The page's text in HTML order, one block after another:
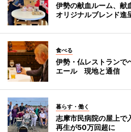
伊勢の献血ルーム、献
オリジナルブレンド進
食べる
伊勢・仏レストランで
エール 現地と通信
暮らす・働く
志摩市民病院の屋上
再生が50万回超に